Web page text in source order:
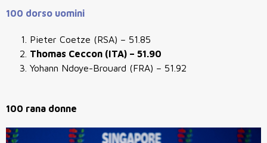
100 dorso uomini
Pieter Coetze (RSA) – 51.85
Thomas Ceccon (ITA) – 51.90
Yohann Ndoye-Brouard (FRA) – 51.92
100 rana donne